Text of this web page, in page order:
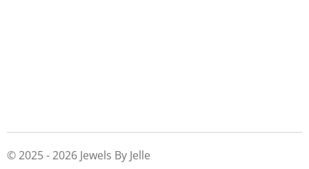
© 2025 - 2026 Jewels By Jelle